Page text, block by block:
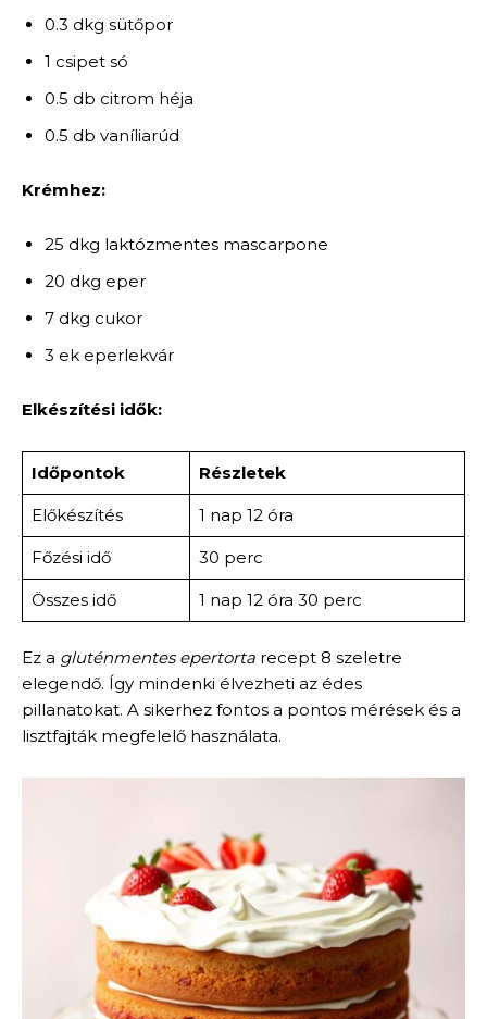
0.3 dkg sütőpor
1 csipet só
0.5 db citrom héja
0.5 db vaníliarúd
Krémhez:
25 dkg laktózmentes mascarpone
20 dkg eper
7 dkg cukor
3 ek eperlekvár
Elkészítési idők:
Időpontok Részletek
Előkészítés 1 nap 12 óra
Főzési idő 30 perc
Összes idő 1 nap 12 óra 30 perc
Ez a gluténmentes epertorta recept 8 szeletre
elegendő. Így mindenki élvezheti az édes
pillanatokat. A sikerhez fontos a pontos mérések és a
lisztfajták megfelelő használata.